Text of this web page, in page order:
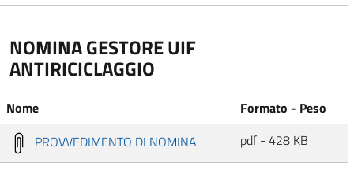
NOMINA GESTORE UIF
ANTIRICICLAGGIO
Nome
Formato - Peso
PROVVEDIMENTO DI NOMINA
pdf - 428 KB